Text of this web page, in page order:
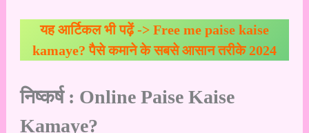
यह आर्टिकल भी पढ़ें -> Free me paise kaise
kamaye? पैसे कमाने के सबसे आसान तरीके 2024
निष्कर्ष : Online Paise Kaise
Kamaye?